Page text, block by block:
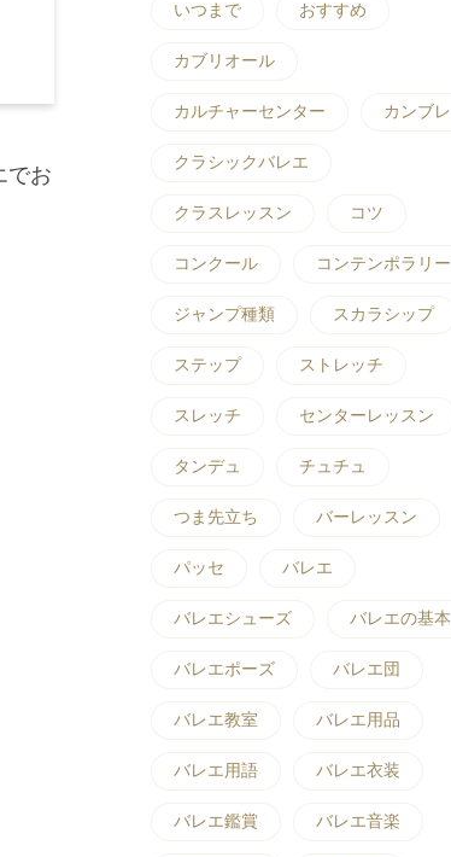
でお
いつまで おすすめ
カブリオール
カルチャーセンター カンブレ
クラシックバレエ
クラスレッスン コツ
コンクール コンテンポラリー
ジャンプ種類 スカラシップ
ステップ ストレッチ
スレッチ センターレッスン
タンデュ チュチュ
つま先立ち バーレッスン
パッセ バレエ
バレエシューズ バレエの基本
バレエポーズ バレエ団
バレエ教室 バレエ用品
バレエ用語 バレエ衣装
バレエ鑑賞 バレエ音楽